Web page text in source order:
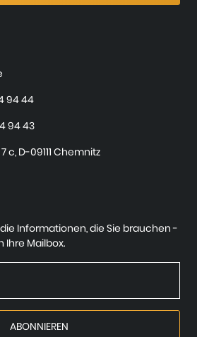
94 44
94 43
c, D-09111 Chemnitz
Informationen, die Sie brauchen -
Ihre Mailbox.